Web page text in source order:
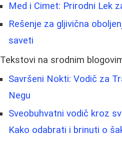
Med i Cimet: Prirodni Lek
Rešenje za gljivična
saveti
Tekstovi na srodnim
Savršeni Nokti: Vodič za
Negu
Sveobuhvatni vodič kroz
Kako odabrati i brinuti o